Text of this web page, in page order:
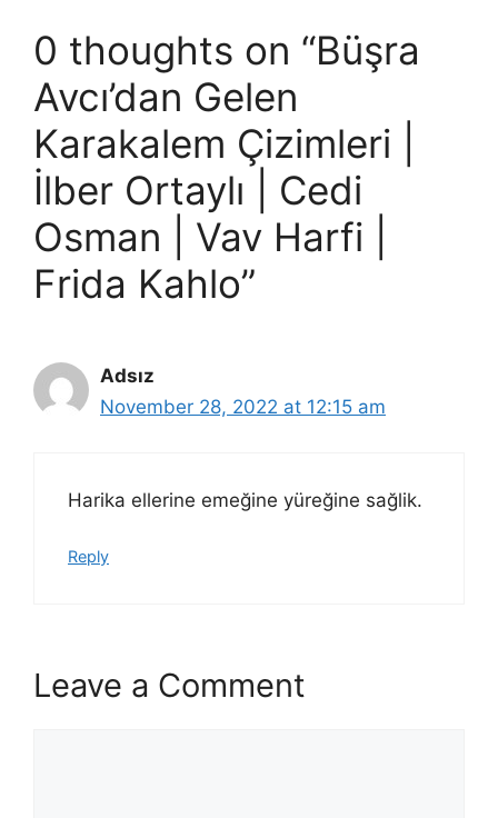
0 thoughts on “Büşra
Avcı’dan Gelen
Karakalem Çizimleri |
İlber Ortaylı | Cedi
Osman | Vav Harfi |
Frida Kahlo”
Adsız
November 28, 2022 at 12:15 am
Harika ellerine emeğine yüreğine sağlik.
Reply
Leave a Comment